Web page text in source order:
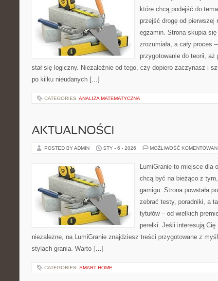
które chcą podejść do
przejść drogę od
egzamin. Strona skupia
zrozumiała, a cały
przygotowanie do teorii,
stał się logiczny. Niezależnie od tego, czy dopiero zaczynasz i
po kilku nieudanych […]
CATEGORIES: ANALIZA MATEMATYCZNA
AKTUALNOŚCI
POSTED BY ADMIN STY - 6 - 2026 MOŻLIWOŚĆ
LumiGranie to miejsce dla
chcą być na bieżąco z
gamigu. Strona powstała
zebrać testy, poradniki, a
tytułów – od wielkich
perełki. Jeśli interesują
niezależne, na LumiGranie znajdziesz treści przygotowane z
stylach grania. Warto […]
CATEGORIES: SMART HOME